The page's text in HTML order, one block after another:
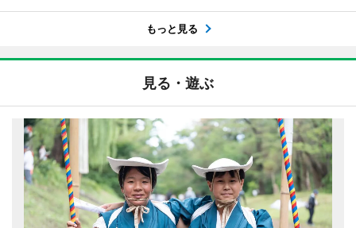
もっと見る
見る・遊ぶ